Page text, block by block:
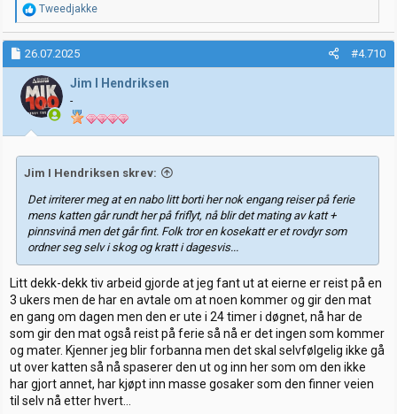
R
e
a
k
s
j
o
n
e
r
Tweedjakke
26.07.2025 #4.710
Jim I Hendriksen
-
Jim I Hendriksen skrev:
Det irriterer meg at en nabo litt borti her nok engang reiser på ferie
mens katten går rundt her på friflyt, nå blir det mating av katt +
pinnsvinå men det går fint. Folk tror en kosekatt er et rovdyr som
ordner seg selv i skog og kratt i dagesvis...
Litt dekk-dekk tiv arbeid gjorde at jeg fant ut at eierne er reist på en
3 ukers men de har en avtale om at noen kommer og gir den mat
en gang om dagen men den er ute i 24 timer i døgnet, nå har de
som gir den mat også reist på ferie så nå er det ingen som kommer
og mater. Kjenner jeg blir forbanna men det skal selvfølgelig ikke gå
ut over katten så nå spaserer den ut og inn her som om den ikke
har gjort annet, har kjøpt inn masse gosaker som den finner veien
til selv nå etter hvert...